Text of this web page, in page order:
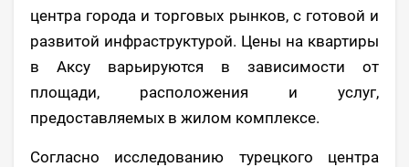
центра города и торговых рынков, с готовой и
развитой инфраструктурой. Цены на квартиры
в Аксу варьируются в зависимости от
площади, расположения и услуг,
предоставляемых в жилом комплексе.
Согласно исследованию турецкого центра